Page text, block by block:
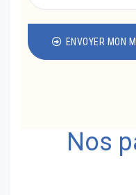
ENVOYER MON
Nos